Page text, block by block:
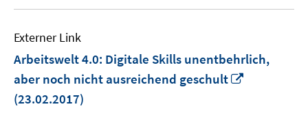
Externer Link
Arbeitswelt 4.0: Digitale Skills unentbehrlich,
aber noch nicht ausreichend geschult
(23.02.2017)